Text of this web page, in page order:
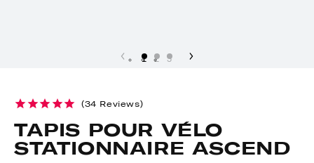
1 2 3
34 Reviews
TAPIS POUR VÉLO
STATIONNAIRE ASCEND